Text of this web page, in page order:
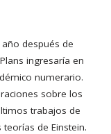
año después de
ingresaría en
numerario.
sobre los
trabajos de
de Einstein.